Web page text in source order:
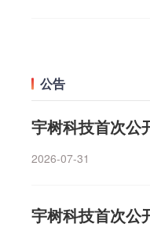
星计算载荷 太空算
armind卫星都将搭
迈向AI计算从未涉足
平台上，通过卫星等
目标，可支持AI在轨
派0.5元荣昌生物：
下降23.56%温氏股
品猪销售收入15.05
3.29%【中标合同】
设全胜热电配套长距
4亿元参与设立三峡
公告
宇树科技首次公
2026-07-31
宇树科技首次公